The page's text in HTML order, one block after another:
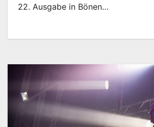
22. Ausgabe in Bönen…